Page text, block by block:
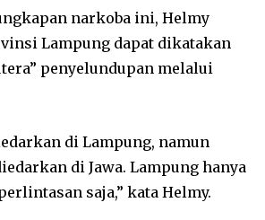
narkoba ini, Helmy
Lampung dapat dikatakan
penyelundupan melalui
di Lampung, namun
di Jawa. Lampung hanya
saja,” kata Helmy.